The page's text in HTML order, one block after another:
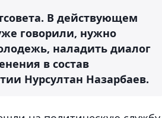
В действующем
говорили, нужно
наладить диалог
в состав
Нурсултан Назарбаев.